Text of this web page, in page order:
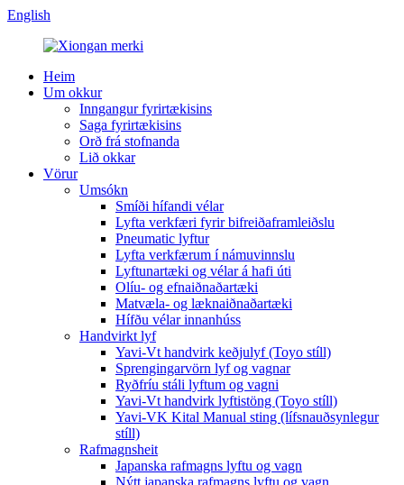
English
Heim
Um okkur
Inngangur fyrirtækisins
Saga fyrirtækisins
Orð frá stofnanda
Lið okkar
Vörur
Umsókn
Smíði hífandi vélar
Lyfta verkfæri fyrir bifreiðaframleiðslu
Pneumatic lyftur
Lyfta verkfærum í námuvinnslu
Lyftunartæki og vélar á hafi úti
Olíu- og efnaiðnaðartæki
Matvæla- og læknaiðnaðartæki
Hífðu vélar innanhúss
Handvirkt lyf
Yavi-Vt handvirk keðjulyf (Toyo stíll)
Sprengingarvörn lyf og vagnar
Ryðfríu stáli lyftum og vagni
Yavi-Vt handvirk lyftistöng (Toyo stíll)
Yavi-VK Kital Manual sting (lífsnauðsynlegur
stíll)
Rafmagnsheit
Japanska rafmagns lyftu og vagn
Nýtt japanska rafmagns lyftu og vagn